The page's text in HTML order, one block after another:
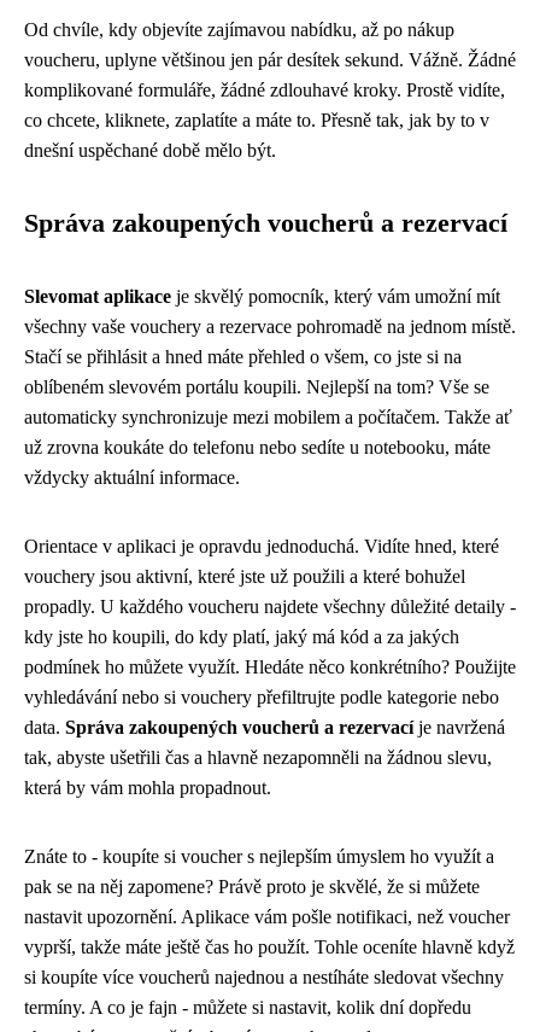
Od chvíle, kdy objevíte zajímavou nabídku, až po nákup
voucheru, uplyne většinou jen pár desítek sekund. Vážně. Žádné
komplikované formuláře, žádné zdlouhavé kroky. Prostě vidíte,
co chcete, kliknete, zaplatíte a máte to. Přesně tak, jak by to v
dnešní uspěchané době mělo být.
Správa zakoupených voucherů a rezervací
Slevomat aplikace je skvělý pomocník, který vám umožní mít
všechny vaše vouchery a rezervace pohromadě na jednom místě.
Stačí se přihlásit a hned máte přehled o všem, co jste si na
oblíbeném slevovém portálu koupili. Nejlepší na tom? Vše se
automaticky synchronizuje mezi mobilem a počítačem. Takže ať
už zrovna koukáte do telefonu nebo sedíte u notebooku, máte
vždycky aktuální informace.
Orientace v aplikaci je opravdu jednoduchá. Vidíte hned, které
vouchery jsou aktivní, které jste už použili a které bohužel
propadly. U každého voucheru najdete všechny důležité detaily -
kdy jste ho koupili, do kdy platí, jaký má kód a za jakých
podmínek ho můžete využít. Hledáte něco konkrétního? Použijte
vyhledávání nebo si vouchery přefiltrujte podle kategorie nebo
data. Správa zakoupených voucherů a rezervacíje navržená
tak, abyste ušetřili čas a hlavně nezapomněli na žádnou slevu,
která by vám mohla propadnout.
Znáte to - koupíte si voucher s nejlepším úmyslem ho využít a
pak se na něj zapomene? Právě proto je skvělé, že si můžete
nastavit upozornění. Aplikace vám pošle notifikaci, než voucher
vyprší, takže máte ještě čas ho použít. Tohle oceníte hlavně když
si koupíte více voucherů najednou a nestíháte sledovat všechny
termíny. A co je fajn - můžete si nastavit, kolik dní dopředu